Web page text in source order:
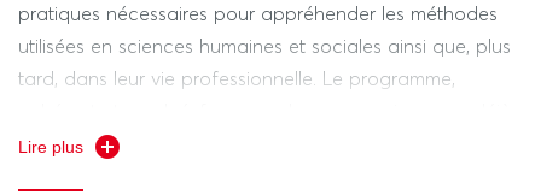
pratiques nécessaires pour appréhender les méthodes
utilisées en sciences humaines et sociales ainsi que, plus
tard, dans leur vie professionnelle. Le programme,
acquises dans le secondaire et pourra comporter les
Lire plus